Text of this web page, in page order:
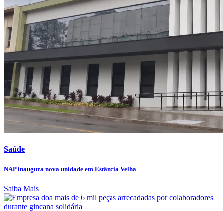
Saúde
NAP inaugura nova unidade em Estância Velha
Saiba Mais